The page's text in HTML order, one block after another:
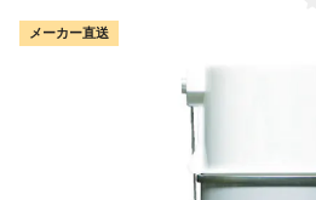
メーカー直送